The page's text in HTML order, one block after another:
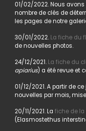
01/02/2022. Nous
nombre de clés de
les pages de notre
30/01/2022. La fiche du
de nouvelles photos.
24/12/2021. La fiche du
apiarius) a été revue et
01/12/2021. A partir de
nouvelles par mois,
20/11/2021. La fiche de
(Elasmostethus